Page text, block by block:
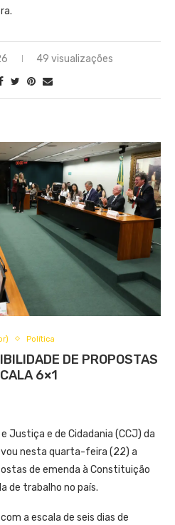
49 visualizações
Política
DE PROPOSTAS
6×1
Justiça e de Cidadania (CCJ) da
nesta quarta-feira (22) a
de emenda à Constituição
de trabalho no país.
a escala de seis dias de